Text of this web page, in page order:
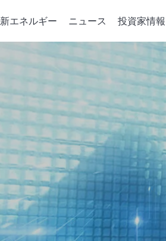
半導体デバイスの重要パーツ
イオン注入機
化学気相成長機
新エネルギー ニュース 投資家情報